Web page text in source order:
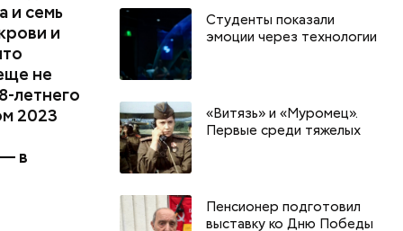
День разглядывания
горизонта и День пьяного
День
воздушных
и семь
и
не
летнего
2023
в
Студенты показали
эмоции через технологии
«Витязь» и «Муромец».
Первые среди тяжелых
Пенсионер подготовил
выставку ко Дню Победы